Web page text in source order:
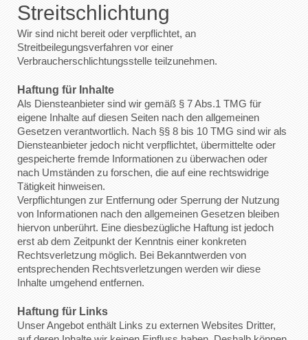
Streitschlichtung
Wir sind nicht bereit oder verpflichtet, an
Streitbeilegungsverfahren vor einer
Verbraucherschlichtungsstelle teilzunehmen.
Haftung für Inhalte
Als Diensteanbieter sind wir gemäß § 7 Abs.1 TMG für
eigene Inhalte auf diesen Seiten nach den allgemeinen
Gesetzen verantwortlich. Nach §§ 8 bis 10 TMG sind wir als
Diensteanbieter jedoch nicht verpflichtet, übermittelte oder
gespeicherte fremde Informationen zu überwachen oder
nach Umständen zu forschen, die auf eine rechtswidrige
Tätigkeit hinweisen.
Verpflichtungen zur Entfernung oder Sperrung der Nutzung
von Informationen nach den allgemeinen Gesetzen bleiben
hiervon unberührt. Eine diesbezügliche Haftung ist jedoch
erst ab dem Zeitpunkt der Kenntnis einer konkreten
Rechtsverletzung möglich. Bei Bekanntwerden von
entsprechenden Rechtsverletzungen werden wir diese
Inhalte umgehend entfernen.
Haftung für Links
Unser Angebot enthält Links zu externen Websites Dritter,